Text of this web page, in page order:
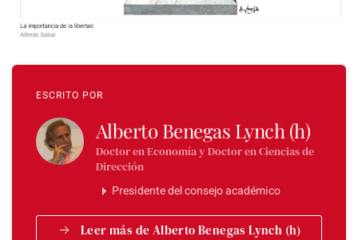
ESCRITO POR
Alberto Benegas Lynch (h)
Doctor en Economía y Doctor en Ciencias de
Dirección
Presidente del consejo académico
Leer más de Alberto Benegas Lynch (h)